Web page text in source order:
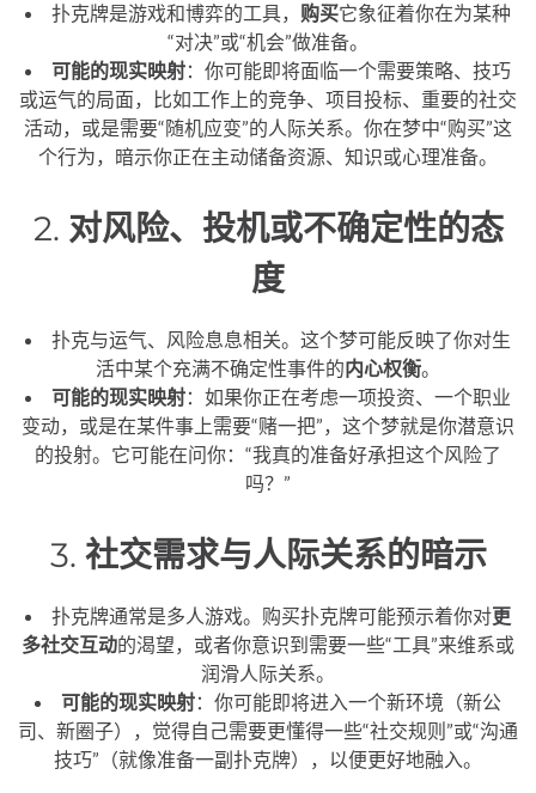
扑克牌是游戏和博弈的工具， 购买它象征着你在为某种
“对决”或“机会”做准备。
可能的现实映射：你可能即将面临一个需要策略、技巧
或运气的局面，比如工作上的竞争、项目投标、重要的社交
活动，或是需要“随机应变”的人际关系。你在梦中“购买”这
个行为，暗示你正在主动储备资源、知识或心理准备。
2. 对风险、投机或不确定性的态
度
扑克与运气、风险息息相关。这个梦可能反映了你对生
活中某个充满不确定性事件的内心权衡。
可能的现实映射：如果你正在考虑一项投资、一个职业
变动，或是在某件事上需要“赌一把”，这个梦就是你潜意识
的投射。它可能在问你：“我真的准备好承担这个风险了
吗？”
3. 社交需求与人际关系的暗示
扑克牌通常是多人游戏。购买扑克牌可能预示着你对更
多社交互动的渴望，或者你意识到需要一些“工具”来维系或
润滑人际关系。
可能的现实映射：你可能即将进入一个新环境（新公
司、新圈子），觉得自己需要更懂得一些“社交规则”或“沟通
技巧”（就像准备一副扑克牌），以便更好地融入。